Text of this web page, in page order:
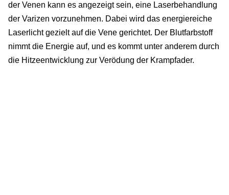
der Venen kann es angezeigt sein, eine Laserbehandlung
der Varizen vorzunehmen. Dabei wird das energiereiche
Laserlicht gezielt auf die Vene gerichtet. Der Blutfarbstoff
nimmt die Energie auf, und es kommt unter anderem durch
die Hitzeentwicklung zur Verödung der Krampfader.